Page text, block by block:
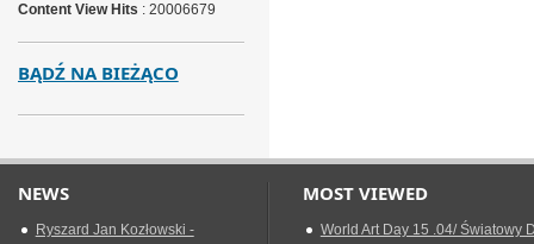
Content View Hits : 20006679
BĄDŹ NA BIEŻĄCO
NEWS
Ryszard Jan Kozłowski -
MOST VIEWED
World Art Day 15 .04/ Światowy